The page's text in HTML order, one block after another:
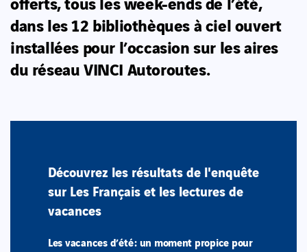
dans les 12 bibliothèques à ciel ouvert
installées pour l’occasion sur les aires
du réseau VINCI Autoroutes.
Découvrez les résultats de l'enquête
sur Les Français et les lectures de
vacances
Les vacances d’été : un moment propice pour